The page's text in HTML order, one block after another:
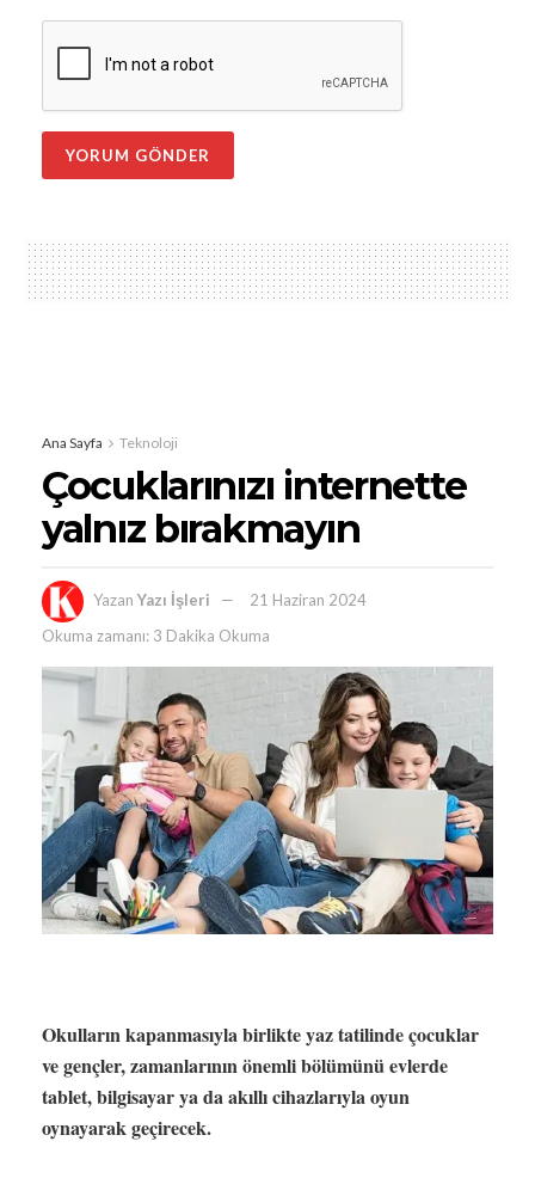
Ana Sayfa Teknoloji
Çocuklarınızı internette
yalnız bırakmayın
Yazan Yazı İşleri
21 Haziran 2024
Okuma zamanı: 3 Dakika Okuma
Okulların kapanmasıyla birlikte yaz tatilinde çocuklar
ve gençler, zamanlarının önemli bölümünü evlerde
tablet, bilgisayar ya da akıllı cihazlarıyla oyun
oynayarak geçirecek.